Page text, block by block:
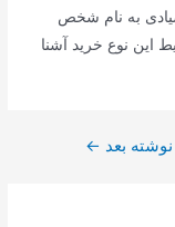
8 داشتن چک صیادی به نام شخص
این نوع خرید آشنا
نوشته بعد ←